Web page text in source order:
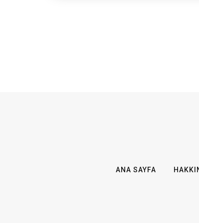
ANA SAYFA